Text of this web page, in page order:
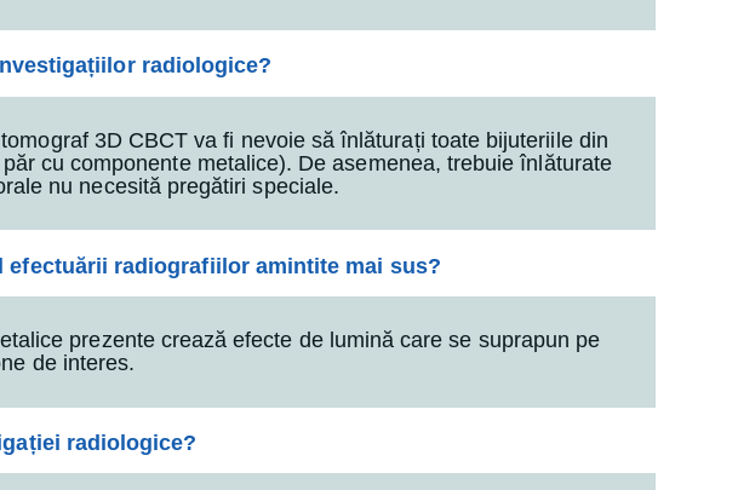
radiologice?
3D CBCT va fi nevoie să înlăturați toate bijuteriile din
cu componente metalice). De asemenea, trebuie înlăturate
nu necesită pregătiri speciale.
efectuării radiografiilor amintite mai sus?
prezente crează efecte de lumină care se suprapun pe
de interes.
radiologice?